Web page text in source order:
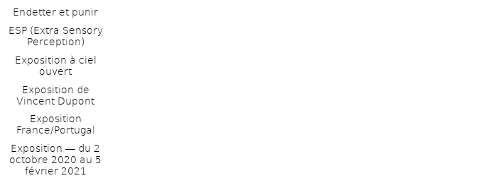
Endetter et punir
ESP (Extra Sensory
Perception)
Exposition à ciel
ouvert
Exposition de
Vincent Dupont
Exposition
France/Portugal
Exposition ― du 2
octobre 2020 au 5
février 2021